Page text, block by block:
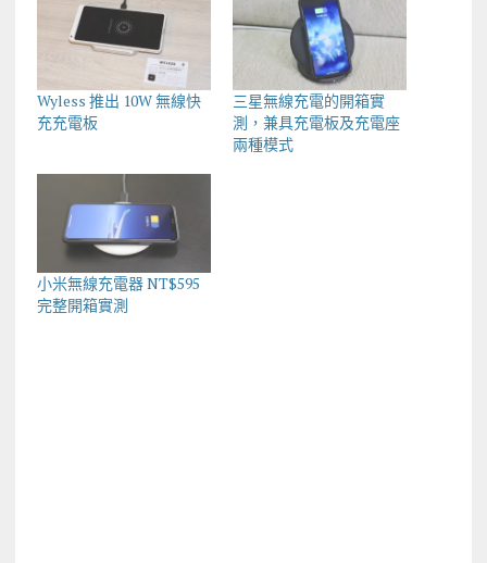
Wyless 推出 10W 無線快
充充電板
三星無線充電的開箱實
測，兼具充電板及充電座
兩種模式
小米無線充電器 NT$595
完整開箱實測